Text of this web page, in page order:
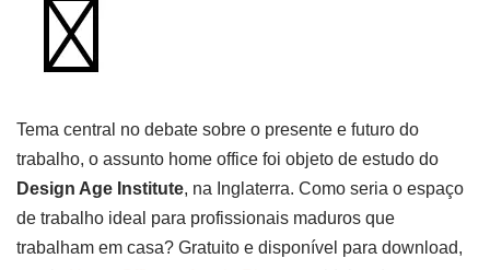
Tema central no debate sobre o presente e futuro do
trabalho, o assunto home office foi objeto de estudo do
Design Age Institute, na Inglaterra. Como seria o espaço
de trabalho ideal para profissionais maduros que
trabalham em casa? Gratuito e disponível para download,